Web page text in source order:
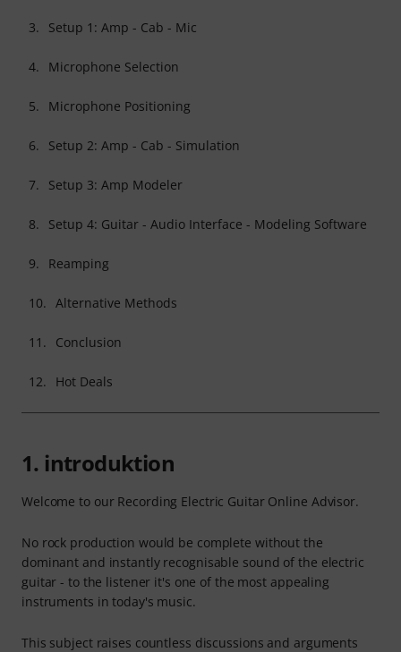
3. Setup 1: Amp - Cab - Mic
4. Microphone Selection
5. Microphone Positioning
6. Setup 2: Amp - Cab - Simulation
7. Setup 3: Amp Modeler
8. Setup 4: Guitar - Audio Interface - Modeling Software
9. Reamping
10. Alternative Methods
11. Conclusion
12. Hot Deals
1. introduktion
Welcome to our Recording Electric Guitar Online Advisor.
No rock production would be complete without the
dominant and instantly recognisable sound of the electric
guitar - to the listener it's one of the most appealing
instruments in today's music.
This subject raises countless discussions and arguments